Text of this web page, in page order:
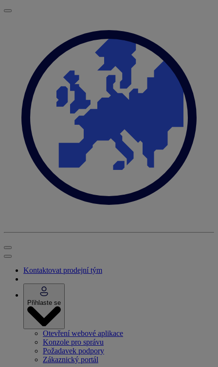
Kontaktovat prodejní tým
Přihlaste se
Otevření webové aplikace
Konzole pro správu
Požadavek podpory
Zákaznický portál